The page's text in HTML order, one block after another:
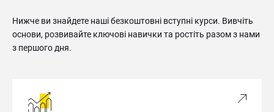
Нижче ви знайдете наші безкоштовні вступні курси. Вивчіть
основи, розвивайте ключові навички та ростіть разом з нами
з першого дня.